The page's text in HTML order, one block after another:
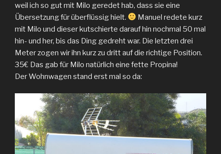
weil ich so gut mit Milo geredet hab, dass sie eine
Übersetzung für überflüssig hielt.
Manuel redete kurz
mit Milo und dieser kutschierte darauf hin nochmal 50 mal
hin- und her, bis das Ding gedreht war. Die letzten drei
Meter zogen wir ihn kurz zu dritt auf die richtige Position.
35€ Das gab für Milo natürlich eine fette Propina!
Der Wohnwagen stand erst mal so da: